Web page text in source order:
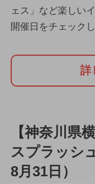
ェス」など楽しい
開催日をチェック
詳
【神奈川県
スプラッシ
8月31日）